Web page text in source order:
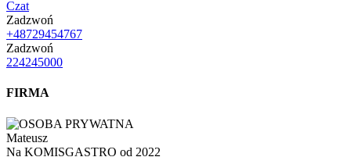
Czat
Zadzwoń
+48729454767
Zadzwoń
224245000
FIRMA
Mateusz
Na KOMISGASTRO od 2022